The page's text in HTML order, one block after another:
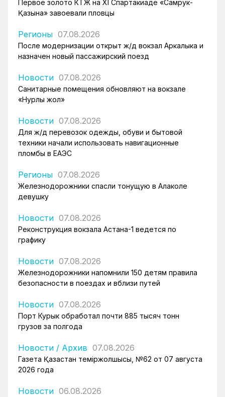
Первое золото КТЖ на XI Спартакиаде «Самрук-
Қазына» завоевали пловцы
Регионы 07.08.2026
После модернизации открыт ж/д вокзал Аркалыка и
назначен новый пассажирский поезд
Новости 07.08.2026
Санитарные помещения обновляют на вокзале
«Нурлы жол»
Новости 07.08.2026
Для ж/д перевозок одежды, обуви и бытовой
техники начали использовать навигационные
пломбы в ЕАЭС
Регионы 07.08.2026
Железнодорожники спасли тонущую в Алаколе
девушку
Новости 07.08.2026
Реконструкция вокзала Астана-1 ведется по
графику
Новости 07.08.2026
Железнодорожники напомнили 150 детям правила
безопасности в поездах и вблизи путей
Новости 07.08.2026
Порт Курык обработал почти 885 тысяч тонн
грузов за полгода
Новости / Архив 07.08.2026
Газета Қазақстан теміржолшысы, №62 от 07 августа
2026 года
Новости 06.08.2026